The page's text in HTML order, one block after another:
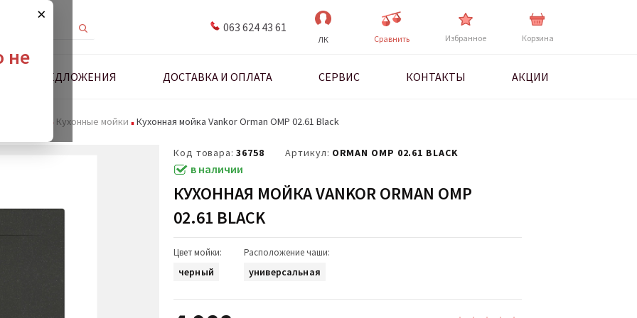
×
не
063 624 43 61
ЛК Cравнить Избранное Корзина
ПРЕДЛОЖЕНИЯ ДОСТАВКА И ОПЛАТА СЕРВИС КОНТАКТЫ АКЦИИ
Кухонные мойки Кухонная мойка Vankor Orman OMP 02.61 Black
Код товара: 36758 Артикул: ORMAN OMP 02.61 BLACK
в наличии
КУХОННАЯ МОЙКА VANKOR ORMAN OMP
02.61 BLACK
Цвет мойки:
черный
Расположение чаши:
универсальная